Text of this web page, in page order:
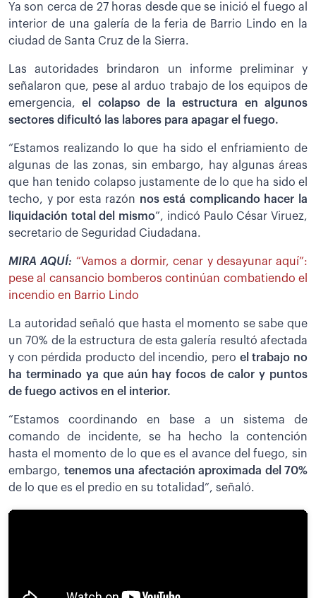
Ya son cerca de 27 horas desde que se inició el fuego al
interior de una galería de la feria de Barrio Lindo en la
ciudad de Santa Cruz de la Sierra.
Las autoridades brindaron un informe preliminar y
señalaron que, pese al arduo trabajo de los equipos de
emergencia,el colapso de la estructura en algunos
sectores dificultó las labores para apagar el fuego.
“Estamos realizando lo que ha sido el enfriamiento de
algunas de las zonas, sin embargo, hay algunas áreas
que han tenido colapso justamente de lo que ha sido el
techo, y por esta razón nos está complicando hacer la
liquidación total del mismo”, indicó Paulo César Viruez,
secretario de Seguridad Ciudadana.
MIRA AQUÍ: “Vamos a dormir, cenar y desayunar aquí”:
pese al cansancio bomberos continúan combatiendo el
incendio en Barrio Lindo
La autoridad señaló que hasta el momento se sabe que
un 70% de la estructura de esta galería resultó afectada
y con pérdida producto del incendio, pero el trabajo no
ha terminado ya que aún hay focos de calor y puntos
de fuego activos en el interior.
“Estamos coordinando en base a un sistema de
comando de incidente, se ha hecho la contención
hasta el momento de lo que es el avance del fuego, sin
embargo, tenemos una afectación aproximada del 70%
de lo que es el predio en su totalidad”, señaló.